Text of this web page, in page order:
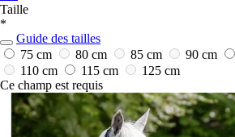
Taille
*
Guide des tailles
75 cm
80 cm 85 cm 90 cm
110 cm
115 cm
125 cm
Ce champ est requis